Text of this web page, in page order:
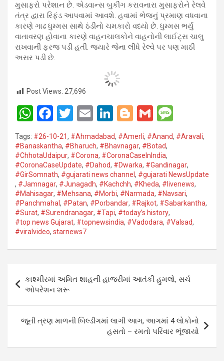
મુસાફરો પરેશાન છે. એડવાન્સ બુકીંગ કરાવનારા મુસાફરોને રેલવે
તંત્ર દ્વારા રિફંડ આપવામાં આવશે. હવામાં ભેજનું પ્રમાણ વધવાના
કારણે ગાઢ ધુમ્મસ સાથે ઠંડીનો ચમકારો વધ્યો છે. ધુમ્મસ ભર્યું
વાતાવરણ હોવાના કારણે વાહનચાલકોને વાહનોની લાઈટ્સ ચાલુ
રાખવાની ફરજ પડી હતી. જ્યારે જેના લીધે રેલ્વે પર પણ માઠી
અસર પડી છે.
Post Views: 27,696
W
h
at
s
A
p
p
F
a
ce
b
o
o
k
T
wi
tt
er
E
m
ail
Li
n
ke
dI
n
Bl
o
g
g
er
G
m
ail
es
s
a
g
e
Tags: #26-10-21, #Ahmadabad, #Amerli, #Anand, #Aravali,
#Banaskantha​, #Bharuch, #Bhavnagar​, #Botad,
#ChhotaUdaipur, #Corona​, #CoronaCaseInIndia,
#CoronaCaseUpdate, #Dahod​, #Dwarka​, #Gandinagar,
#GirSomnath, #gujarati news channel , #gujarati NewsUpdate
, #Jamnagar​, #Junagadh​, #Kachchh, #Kheda​, #livenews,
#Mahisagar​, #Mehsana, #Morbi, #Narmada, #Navsari​,
#Panchmahal , #Patan​, #Porbandar​, #Rajkot​, #Sabarkantha​,
#Surat​, #Surendranagar, #Tapi​, #today’s history,
#top news Gujarat, #topnewsindia, #Vadodara​, #Valsad​,
#viralvideo, starnews7
navigation
કાશ્મીરમાં અમિત શાહની હાજરીમાં આતંકી હુમલો, સર્ચ
ઓપરેશન શરૂ
જૂની ત્રણ માળની બિલ્ડીંગમાં લાગી આગ, આગમાં 4 લોકોનો
હસતો – રમતો પરિવાર ભૂંજાયો